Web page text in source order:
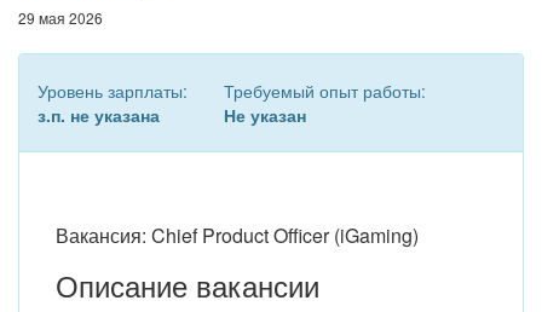
29 мая 2026
Уровень зарплаты:
з.п. не указана
Требуемый опыт работы:
Не указан
Вакансия: Chief Product Officer (iGaming)
Описание вакансии